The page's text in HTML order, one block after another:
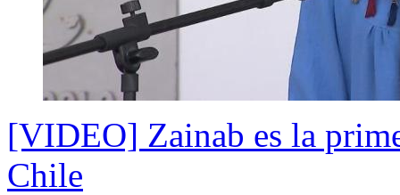
[VIDEO] Zainab es la
Chile